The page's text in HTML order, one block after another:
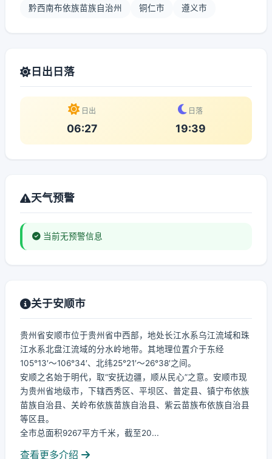
黔西南布依族苗族自治州 铜仁市 遵义市
日出日落
日出
06:27
日落
19:39
天气预警
当前无预警信息
关于安顺市
贵州省安顺市位于贵州省中西部，地处长江水系乌江流域和珠
江水系北盘江流域的分水岭地带。其地理位置介于东经
105°13′～106°34′、北纬25°21′～26°38′之间。
安顺之名始于明代，取“安抚边疆，顺从民心”之意。安顺市现
为贵州省地级市，下辖西秀区、平坝区、普定县、镇宁布依族
苗族自治县、关岭布依族苗族自治县、紫云苗族布依族自治县
等区县。
全市总面积9267平方千米，截至20...
查看更多介绍